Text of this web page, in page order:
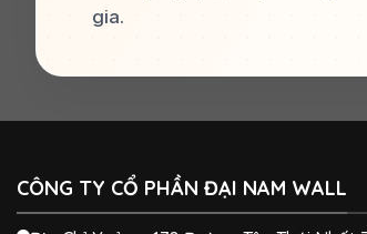
gia.
CÔNG TY CỔ PHẦN ĐẠI NAM WALL